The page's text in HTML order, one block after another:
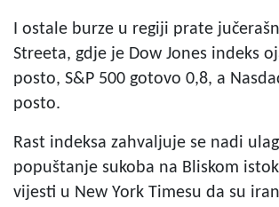
I ostale burze u regiji prate
Streeta, gdje je Dow Jones indeks
posto, S&P 500 gotovo 0,8, a
posto.
Rast indeksa zahvaljuje se nadi
popuštanje sukoba na Bliskom
vijesti u New York Timesu da su